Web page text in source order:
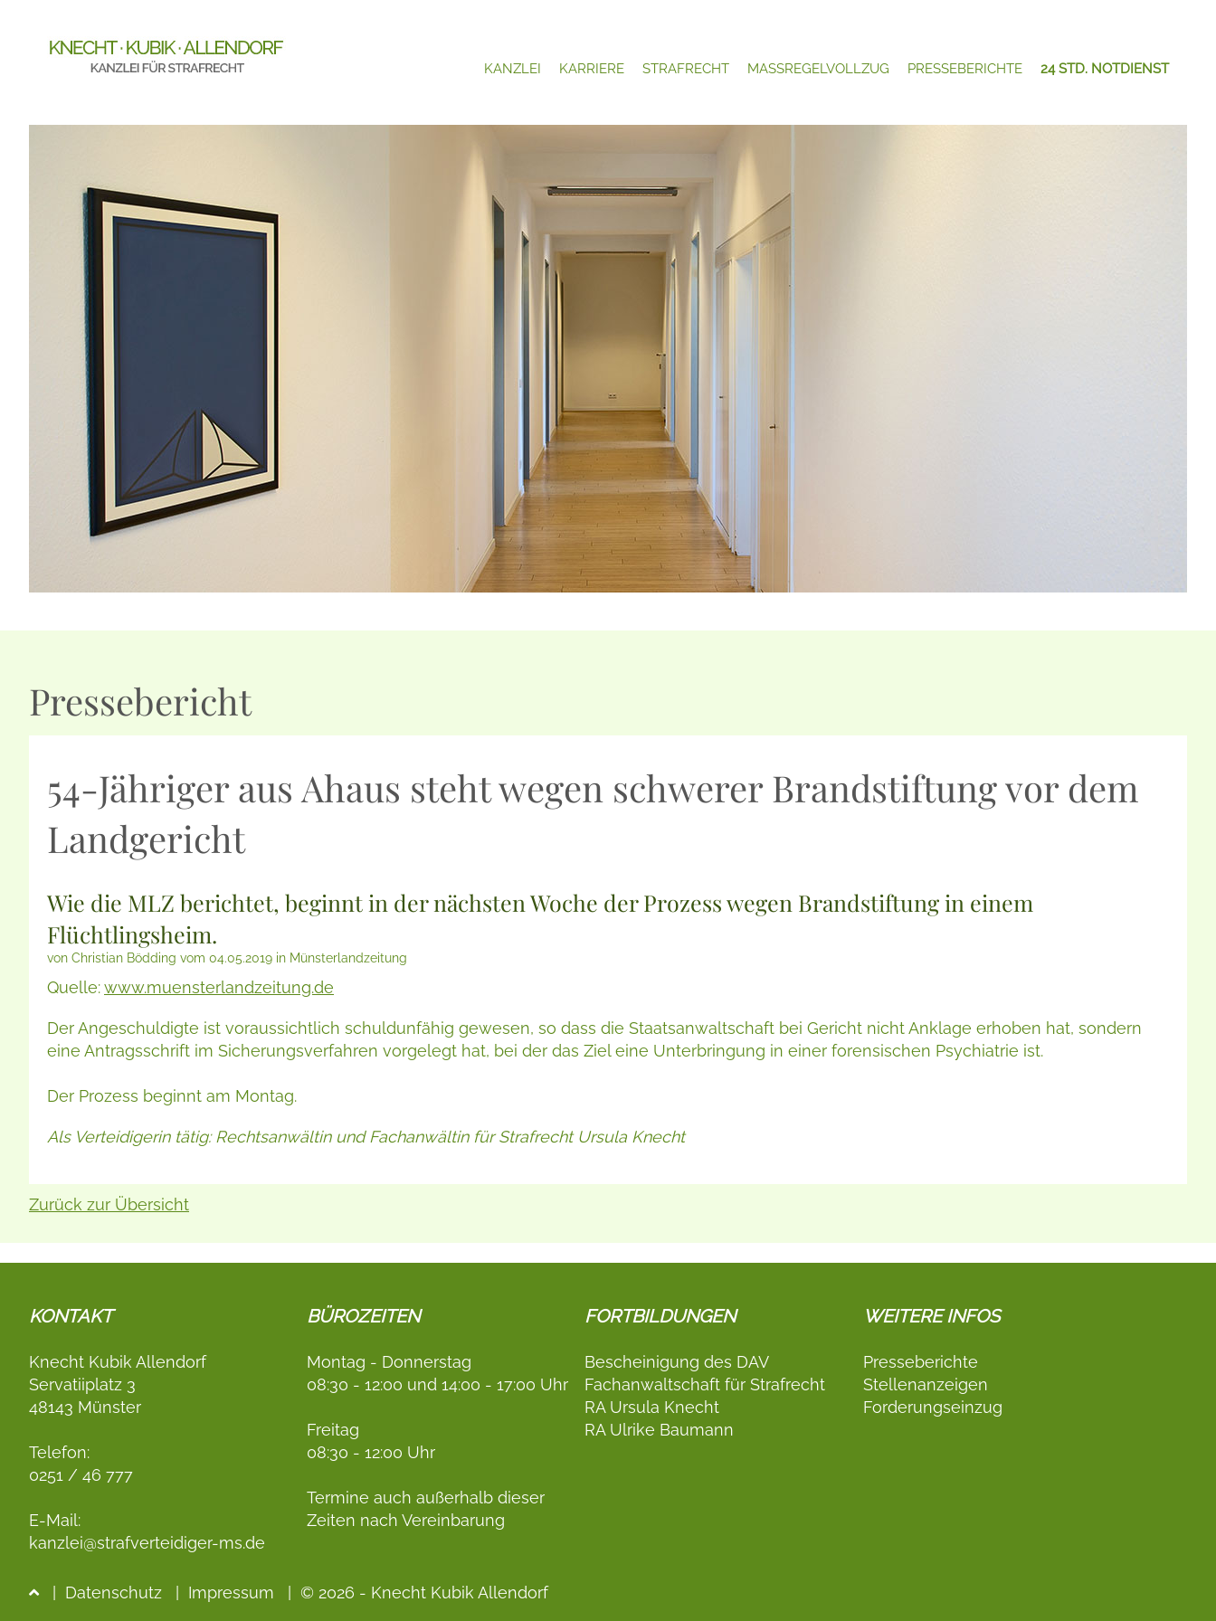
KANZLEI KARRIERE STRAFRECHT MASSREGELVOLLZUG PRESSEBERICHTE 24 STD. NOTDIENST
Pressebericht
54-Jähriger aus Ahaus steht wegen schwerer Brandstiftung vor dem
Landgericht
Wie die MLZ berichtet, beginnt in der nächsten Woche der Prozess wegen Brandstiftung in einem
Flüchtlingsheim.
von Christian Bödding vom 04.05.2019 in Münsterlandzeitung
Quelle:www.muensterlandzeitung.de
Der Angeschuldigte ist voraussichtlich schuldunfähig gewesen, so dass die Staatsanwaltschaft bei Gericht nicht Anklage erhoben hat, sondern
eine Antragsschrift im Sicherungsverfahren vorgelegt hat, bei der das Ziel eine Unterbringung in einer forensischen Psychiatrie ist.
Der Prozess beginnt am Montag.
Als Verteidigerin tätig: Rechtsanwältin und Fachanwältin für Strafrecht Ursula Knecht
Zurück zur Übersicht
KONTAKT
Knecht Kubik Allendorf
Servatiiplatz 3
48143 Münster
Telefon:
0251 / 46 777
E-Mail:
kanzlei@strafverteidiger-ms.de
BÜROZEITEN
Montag - Donnerstag
08:30 - 12:00 und 14:00 - 17:00 Uhr
Freitag
08:30 - 12:00 Uhr
Termine auch außerhalb dieser
Zeiten nach Vereinbarung
FORTBILDUNGEN
Bescheinigung des DAV
Fachanwaltschaft für Strafrecht
RA Ursula Knecht
RA Ulrike Baumann
WEITERE INFOS
Presseberichte
Stellenanzeigen
Forderungseinzug
Datenschutz Impressum | © 2026 - Knecht Kubik Allendorf